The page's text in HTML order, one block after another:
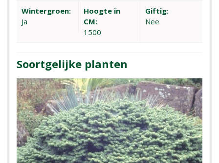
Wintergroen:
Ja
Hoogte in
CM:
1500
Giftig:
Nee
Soortgelijke planten